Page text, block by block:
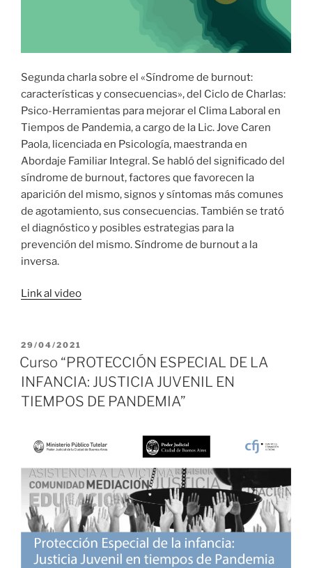
Segunda charla sobre el «Síndrome de burnout:
características y consecuencias», del Ciclo de Charlas:
Psico-Herramientas para mejorar el Clima Laboral en
Tiempos de Pandemia, a cargo de la Lic. Jove Caren
Paola, licenciada en Psicología, maestranda en
Abordaje Familiar Integral. Se habló del significado del
síndrome de burnout, factores que favorecen la
aparición del mismo, signos y síntomas más comunes
de agotamiento, sus consecuencias. También se trató
el diagnóstico y posibles estrategias para la
prevención del mismo. Síndrome de burnout a la
inversa.
Link al video
PUBLICADO
EL
29/04/2021
Curso “PROTECCIÓN ESPECIAL DE LA
INFANCIA: JUSTICIA JUVENIL EN
TIEMPOS DE PANDEMIA”